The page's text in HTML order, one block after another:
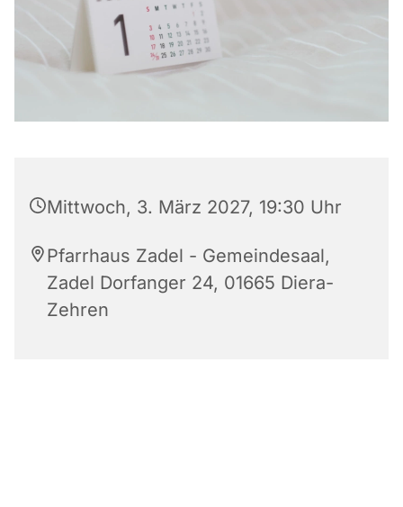
Mittwoch, 3. März 2027, 19:30 Uhr
Pfarrhaus Zadel - Gemeindesaal,
Zadel Dorfanger 24, 01665 Diera-
Zehren